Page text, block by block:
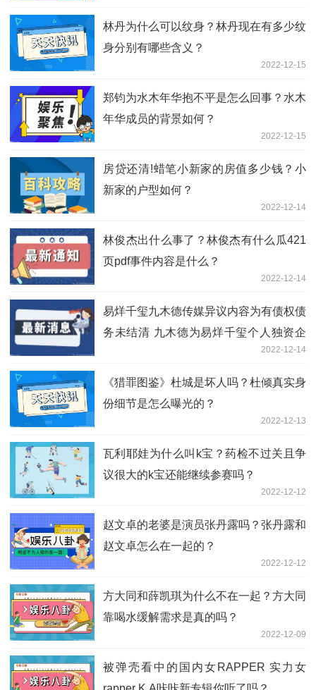
林丹为什么可以纹身？林丹现在有多少纹
身分别有哪些含义？
2022-12-15
郑钧为水木年华抱不平是怎么回事？水木
年华成员的背景如何？
2022-12-15
房贷还清!蜡笔小新家的房值多少钱？小
新家的户型如何？
2022-12-14
林俊杰出什么事了？林俊杰有什么瓜421
页pdf事件内容是什么？
2022-12-14
易烊千玺九木德传媒异议内容为有债权债
务未结清 九木德为易烊千玺个人独资企
2022-12-14
《猎罪图鉴》杜城是坏人吗？杜倾真实身
份细节是怎么曝光的？
2022-12-13
瓦利耶娃为什么叫k宝？药检不过关且争
议很大的k宝还能继续参赛吗？
2022-12-12
赵文卓的老婆是演员张丹露吗？张丹露和
赵文卓怎么在一起的？
2022-12-12
方大同和薛凯琪为什么不在一起？方大同
靠喝水缓解需求是真的吗？
2022-12-09
被弹壳看中的国内女RAPPER 实力女